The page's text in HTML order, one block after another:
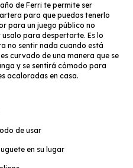
de Ferri te permite ser
para que puedas tenerlo
para un juego público no
para despertarte. Es lo
no sentir nada cuando está
curvado de una manera que se
y se sentirá cómodo para
acaloradas en casa.
de usar
en su lugar